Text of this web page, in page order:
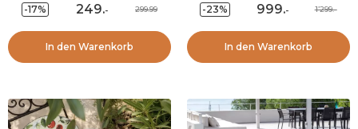
-17% 249.- 299.99
In den Warenkorb
-23% 999.- 1’299.-
In den Warenkorb